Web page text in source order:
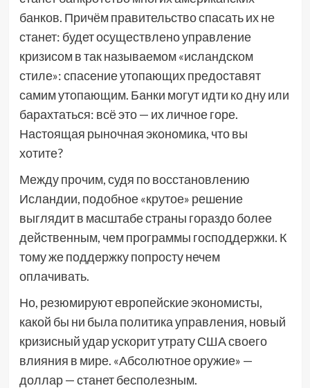
банков. Причём правительство спасать их не
станет: будет осуществлено управление
кризисом в так называемом «исландском
стиле»: спасение утопающих предоставят
самим утопающим. Банки могут идти ко дну или
барахтаться: всё это — их личное горе.
Настоящая рыночная экономика, что вы
хотите?
Между прочим, судя по восстановлению
Исландии, подобное «крутое» решение
выглядит в масштабе страны гораздо более
действенным, чем программы господдержки. К
тому же поддержку попросту нечем
оплачивать.
Но, резюмируют европейские экономисты,
какой бы ни была политика управления, новый
кризисный удар ускорит утрату США своего
влияния в мире. «Абсолютное оружие» —
доллар — станет бесполезным.